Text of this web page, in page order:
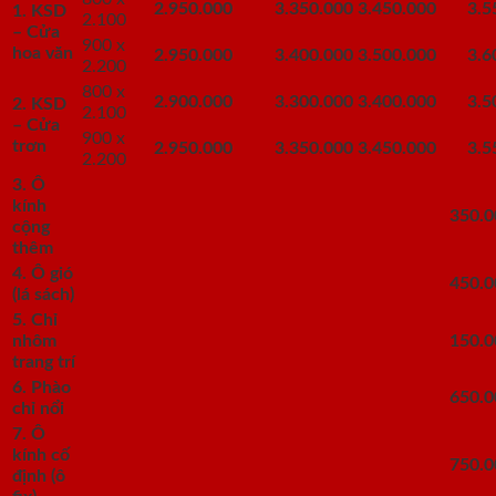
1. KSD
– Cửa
hoa văn
2.100
2.950.000 3.350.000 3.450.000
900 x
2.200
2.950.000 3.400.000 3.500.000
2. KSD
– Cửa
trơn
800 x
2.100
2.900.000 3.300.000 3.400.000
900 x
2.200
2.950.000 3.350.000 3.450.000
3. Ô
kính
cộng
thêm
4. Ô gió
(lá sách)
5. Chỉ
nhôm
trang trí
6. Phào
chỉ nổi
7. Ô
kính cố
định (ô